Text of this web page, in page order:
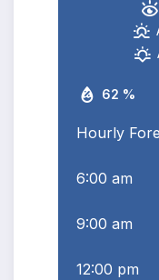
62 %
Hourly
6:00 am
9:00 am
12:00 pm